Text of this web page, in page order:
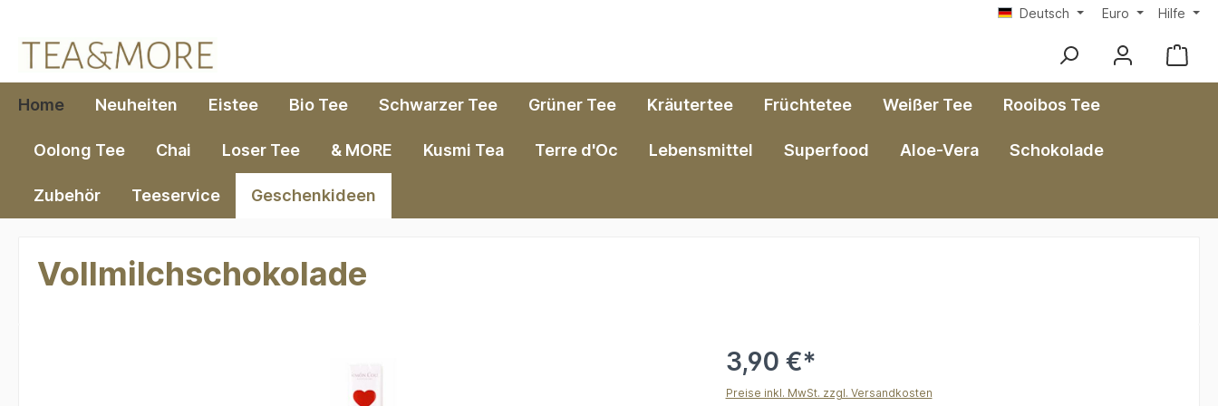
Deutsch Euro Hilfe
Home Neuheiten Eistee Bio Tee Schwarzer Tee Grüner Tee Kräutertee Früchtetee Weißer Tee Rooibos Tee
Oolong Tee Chai Loser Tee & MORE Kusmi Tea Terre d'Oc Lebensmittel Superfood Aloe-Vera Schokolade
Zubehör Teeservice Geschenkideen
Vollmilchschokolade
3,90 €*
Preise inkl. MwSt. zzgl. Versandkosten